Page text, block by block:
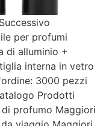
per profumi
di alluminio +
interna in vetro
3000 pezzi
Prodotti
profumo Maggiori